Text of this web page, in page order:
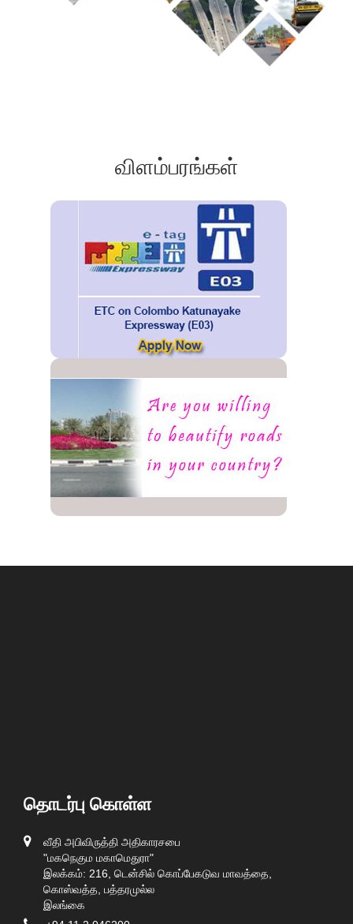
விளம்பரங்கள்
தொடர்பு கொள்ள
வீதி அபிவிருத்தி அதிகாரசபை
"மகநெகும மகாமெதுரா"
இலக்கம்: 216, டென்சில் கொப்பேகடுவ மாவத்தை,
கொஸ்வத்த, பத்தரமுல்ல
இலங்கை